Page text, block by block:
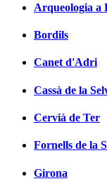
Arqueologia a
Bordils
Canet d'Adri
Cassà de la
Cervià de Ter
Fornells de la
Girona